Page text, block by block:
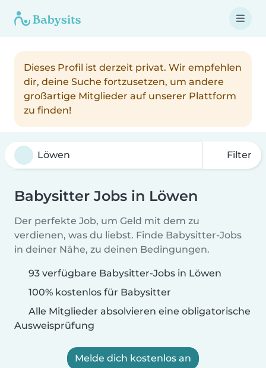
Dieses Profil ist derzeit privat. Wir empfehlen
dir, deine Suche fortzusetzen, um andere
großartige Mitglieder auf unserer Plattform
zu finden!
Filter
Babysitter Jobs in Löwen
Der perfekte Job, um Geld mit dem zu
verdienen, was du liebst. Finde Babysitter-Jobs
in deiner Nähe, zu deinen Bedingungen.
93 verfügbare Babysitter-Jobs in Löwen
100% kostenlos für Babysitter
Alle Mitglieder absolvieren eine obligatorische
Ausweisprüfung
Melde dich kostenlos an